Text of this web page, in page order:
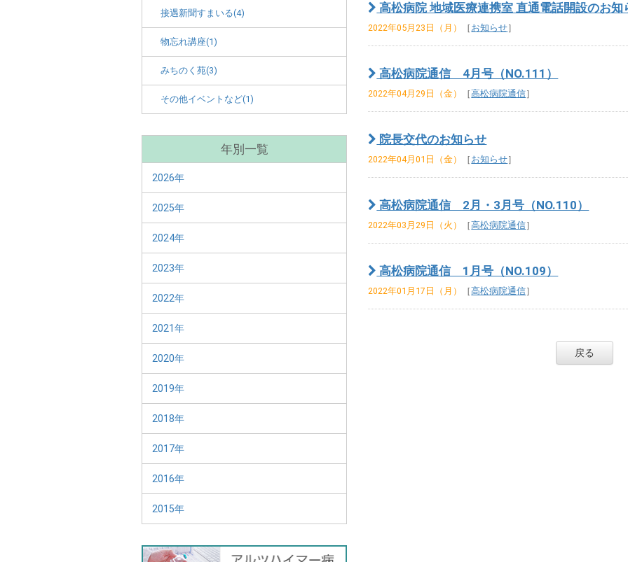
高松病院 地域医療連携室 直通電話開設のお知
2022年05月23日（月） ［ お知らせ］
高松病院通信 4月号（NO.111）
2022年04月29日（金） ［高松病院通信］
院長交代のお知らせ
2022年04月01日（金） ［ お知らせ］
高松病院通信 2月・3月号（NO.110）
2022年03月29日（火） ［高松病院通信］
高松病院通信 1月号（NO.109）
2022年01月17日（月） ［高松病院通信］
戻る
接遇新聞すまいる(4)
物忘れ講座(1)
みちのく苑(3)
その他イベントなど(1)
年別一覧
2026年
2025年
2024年
2023年
2022年
2021年
2020年
2019年
2018年
2017年
2016年
2015年
バ